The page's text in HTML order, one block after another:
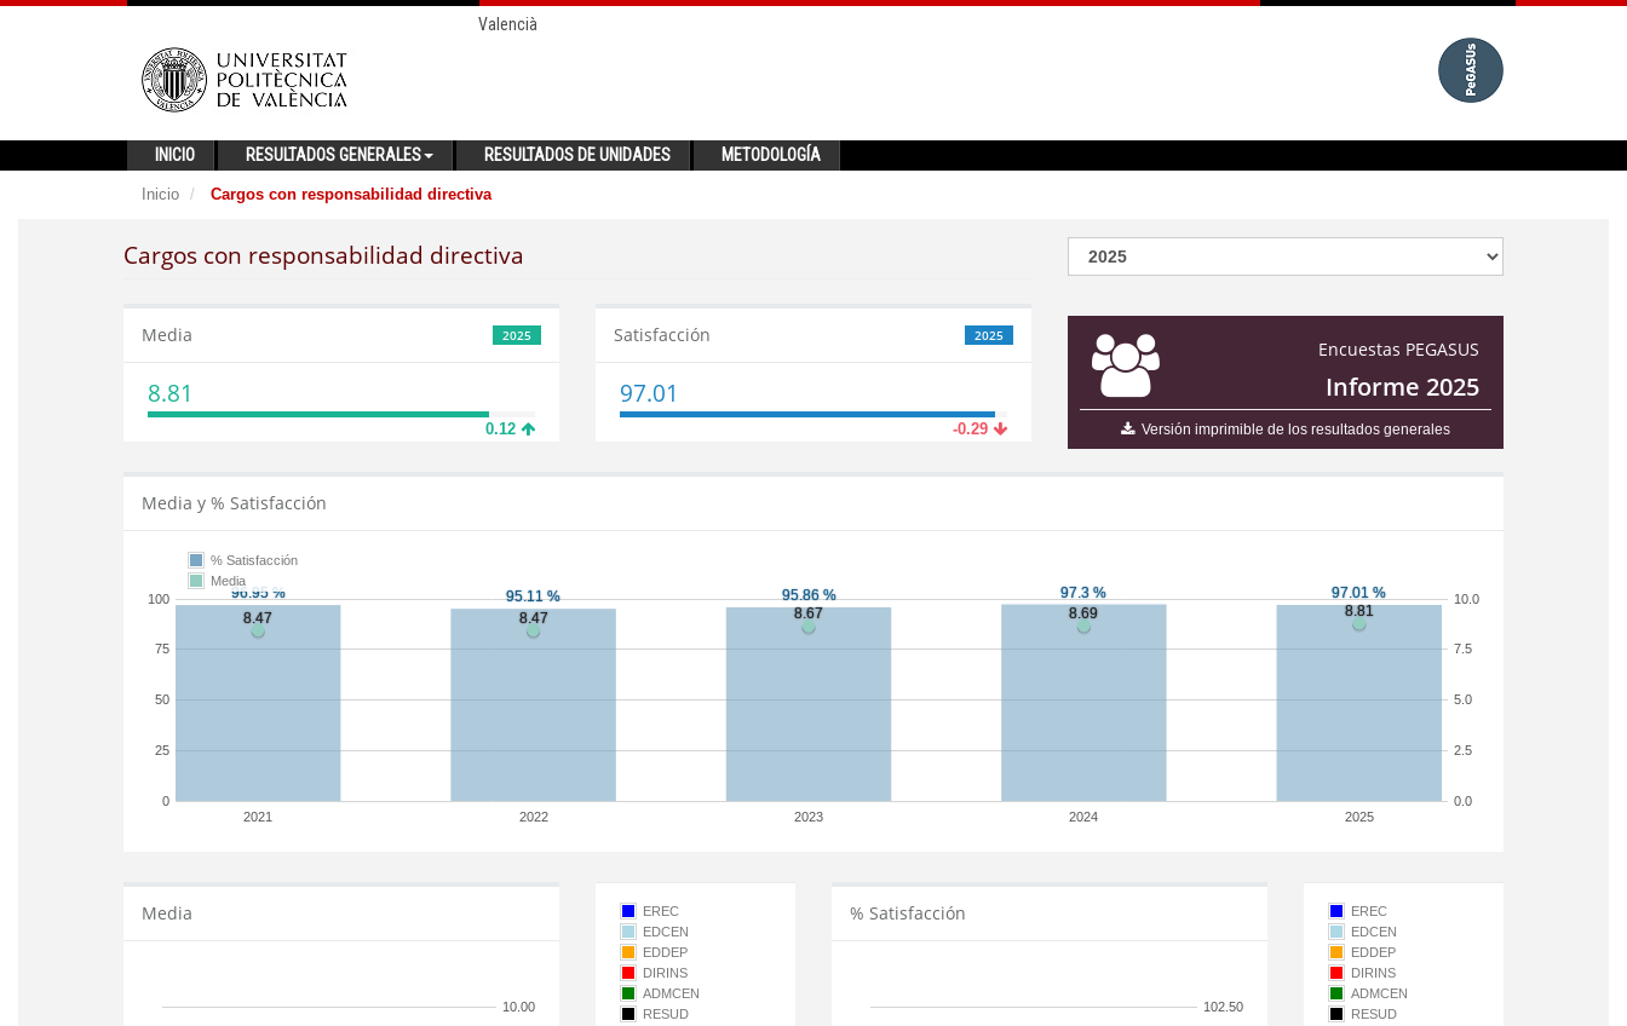
Valencià
INICIO RESULTADOS GENERALES RESULTADOS DE UNIDADES METODOLOGÍA
Inicio Cargos con responsabilidad directiva
Cargos con responsabilidad directiva
Encuestas PEGASUS
Informe 2025
Versión imprimible de los resultados generales
2025
Media
8.81
0.12
2025
Satisfacción
97.01
-0.29
Media y % Satisfacción
2021 2022 2023 2024 2025
0
25
50
75
100
0.0
2.5
5.0
7.5
10.0
% Satisfacción
Media
Media
10.00
EREC
EDCEN
EDDEP
DIRINS
ADMCEN
RESUD
% Satisfacción
102.50
EREC
EDCEN
EDDEP
DIRINS
ADMCEN
RESUD